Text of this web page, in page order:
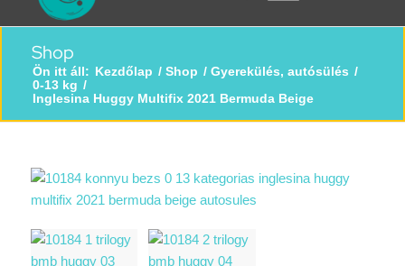
Shop
Ön itt áll: Kezdőlap / Shop / Gyerekülés, autósülés /
0-13 kg /
Inglesina Huggy Multifix 2021 Bermuda Beige